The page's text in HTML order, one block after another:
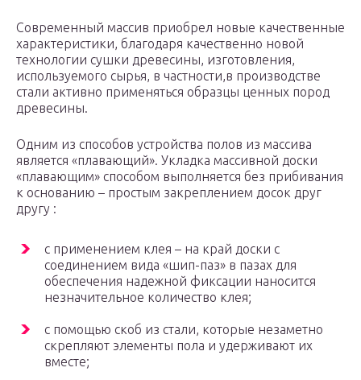
Современный массив приобрел новые качественные
характеристики, благодаря качественно новой
технологии сушки древесины, изготовления,
используемого сырья, в частности,в производстве
стали активно применяться образцы ценных пород
древесины.
Одним из способов устройства полов из массива
является «плавающий». Укладка массивной доски
«плавающим» способом выполняется без прибивания
к основанию – простым закреплением досок друг
другу :
с применением клея – на край доски с
соединением вида «шип-паз» в пазах для
обеспечения надежной фиксации наносится
незначительное количество клея;
с помощью скоб из стали, которые незаметно
скрепляют элементы пола и удерживают их
вместе;